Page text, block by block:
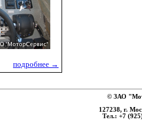
подробнее →
© ЗАО
127238, г.
Тел.: +7